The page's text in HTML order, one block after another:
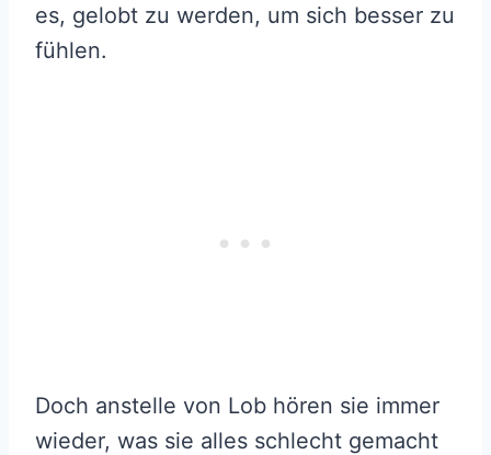
es, gelobt zu werden, um sich besser zu
fühlen.
Doch anstelle von Lob hören sie immer
wieder, was sie alles schlecht gemacht